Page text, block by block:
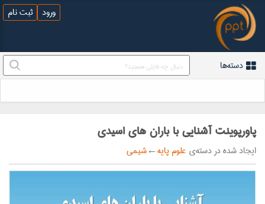
ورود ثبت نام
دسته‌ها
پاورپوینت آشنایی با باران های اسیدی
ایجاد شده در دسته‌ی علوم پایه←شیمی